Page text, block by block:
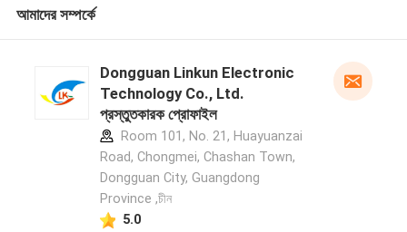
আমাদের সম্পর্কে
Dongguan Linkun Electronic
Technology Co., Ltd.
প্রস্তুতকারক প্রোফাইল
Room 101, No. 21, Huayuanzai
Road, Chongmei, Chashan Town,
Dongguan City, Guangdong
Province ,চীন
5.0